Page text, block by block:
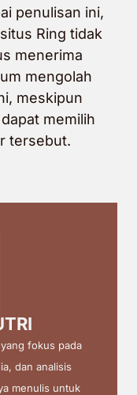
penulisan ini,
Ring tidak
menerima
mengolah
meskipun
memilih
tersebut.
fokus pada
dan analisis
menulis untuk